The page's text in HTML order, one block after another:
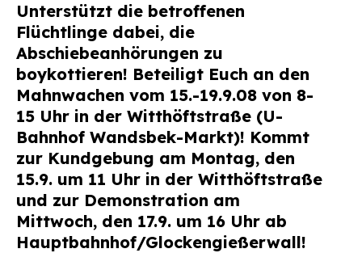
Unterstützt die betroffenen
Flüchtlinge dabei, die
Abschiebeanhörungen zu
boykottieren! Beteiligt Euch an den
Mahnwachen vom 15.-19.9.08 von 8-
15 Uhr in der Witthöftstraße (U-
Bahnhof Wandsbek-Markt)! Kommt
zur Kundgebung am Montag, den
15.9. um 11 Uhr in der Witthöftstraße
und zur Demonstration am
Mittwoch, den 17.9. um 16 Uhr ab
Hauptbahnhof/Glockengießerwall!